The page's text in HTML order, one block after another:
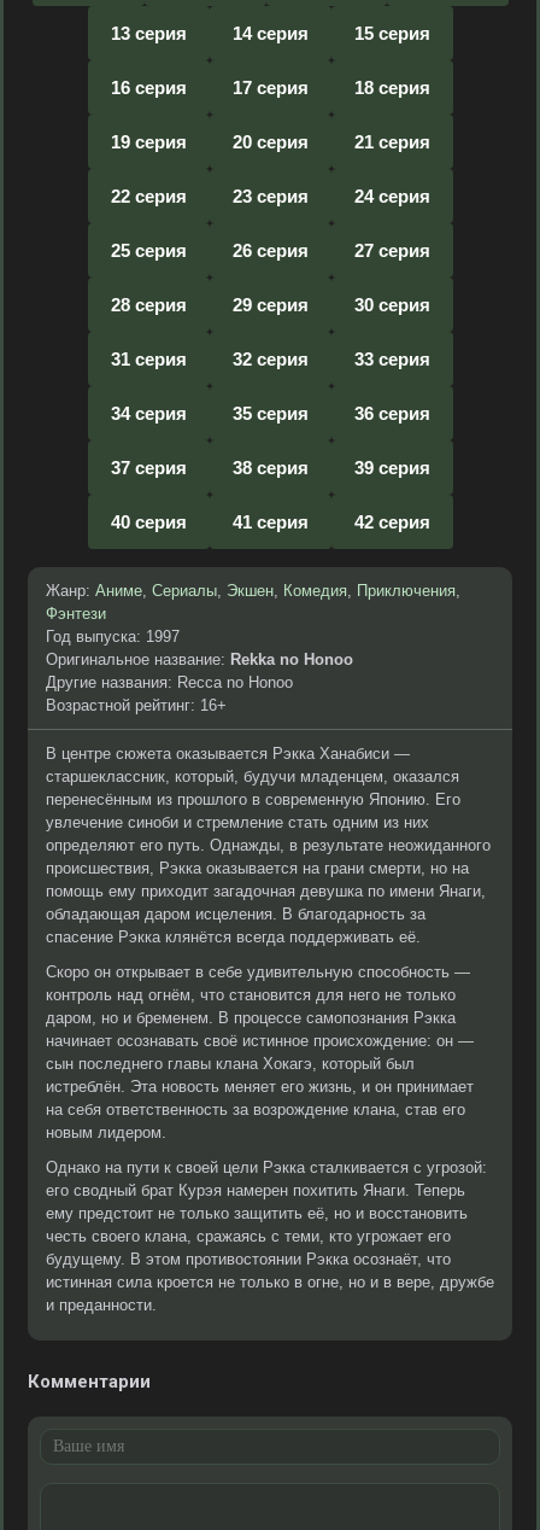
13 серия 14 серия 15 серия
16 серия 17 серия 18 серия
19 серия 20 серия 21 серия
22 серия 23 серия 24 серия
25 серия 26 серия 27 серия
28 серия 29 серия 30 серия
31 серия 32 серия 33 серия
34 серия 35 серия 36 серия
37 серия 38 серия 39 серия
40 серия 41 серия 42 серия
Жанр: Аниме, Сериалы, Экшен, Комедия, Приключения,
Фэнтези
Год выпуска: 1997
Оригинальное название: Rekka no Honoo
Другие названия: Recca no Honoo
Возрастной рейтинг: 16+
В центре сюжета оказывается Рэкка Ханабиси —
старшеклассник, который, будучи младенцем, оказался
перенесённым из прошлого в современную Японию. Его
увлечение синоби и стремление стать одним из них
определяют его путь. Однажды, в результате неожиданного
происшествия, Рэкка оказывается на грани смерти, но на
помощь ему приходит загадочная девушка по имени Янаги,
обладающая даром исцеления. В благодарность за
спасение Рэкка клянётся всегда поддерживать её.
Скоро он открывает в себе удивительную способность —
контроль над огнём, что становится для него не только
даром, но и бременем. В процессе самопознания Рэкка
начинает осознавать своё истинное происхождение: он —
сын последнего главы клана Хокагэ, который был
истреблён. Эта новость меняет его жизнь, и он принимает
на себя ответственность за возрождение клана, став его
новым лидером.
Однако на пути к своей цели Рэкка сталкивается с угрозой:
его сводный брат Курэя намерен похитить Янаги. Теперь
ему предстоит не только защитить её, но и восстановить
честь своего клана, сражаясь с теми, кто угрожает его
будущему. В этом противостоянии Рэкка осознаёт, что
истинная сила кроется не только в огне, но и в вере, дружбе
и преданности.
Комментарии